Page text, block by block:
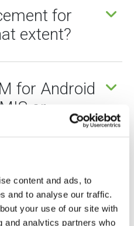
content and ads, to
and to analyse our traffic.
your use of our site with
and analytics partners who
for
extent?
for Android
or
Psion